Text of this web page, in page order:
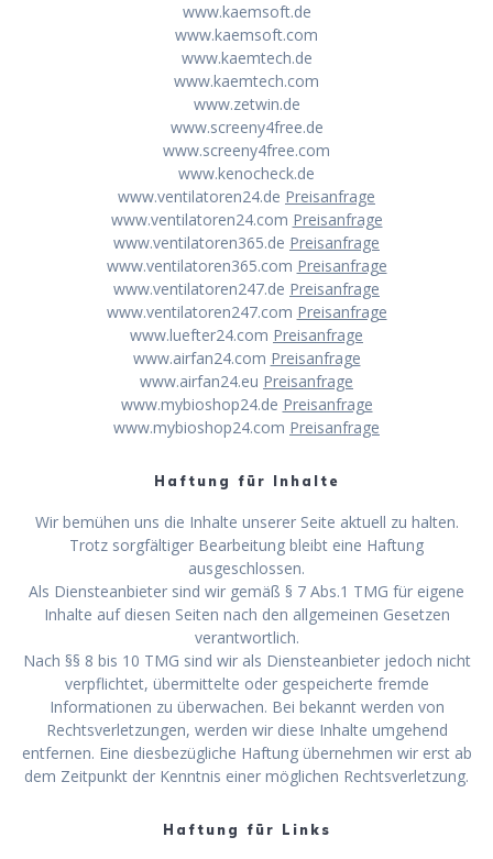
www.kaemsoft.de
www.kaemsoft.com
www.kaemtech.de
www.kaemtech.com
www.zetwin.de
www.screeny4free.de
www.screeny4free.com
www.kenocheck.de
www.ventilatoren24.de Preisanfrage
www.ventilatoren24.com Preisanfrage
www.ventilatoren365.de Preisanfrage
www.ventilatoren365.com Preisanfrage
www.ventilatoren247.de Preisanfrage
www.ventilatoren247.com Preisanfrage
www.luefter24.com Preisanfrage
www.airfan24.com Preisanfrage
www.airfan24.eu Preisanfrage
www.mybioshop24.de Preisanfrage
www.mybioshop24.com Preisanfrage
Haftung für Inhalte
Wir bemühen uns die Inhalte unserer Seite aktuell zu halten.
Trotz sorgfältiger Bearbeitung bleibt eine Haftung
ausgeschlossen.
Als Diensteanbieter sind wir gemäß § 7 Abs.1 TMG für eigene
Inhalte auf diesen Seiten nach den allgemeinen Gesetzen
verantwortlich.
Nach §§ 8 bis 10 TMG sind wir als Diensteanbieter jedoch nicht
verpflichtet, übermittelte oder gespeicherte fremde
Informationen zu überwachen. Bei bekannt werden von
Rechtsverletzungen, werden wir diese Inhalte umgehend
entfernen. Eine diesbezügliche Haftung übernehmen wir erst ab
dem Zeitpunkt der Kenntnis einer möglichen Rechtsverletzung.
Haftung für Links